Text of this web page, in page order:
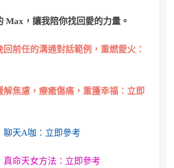
Max，讓我陪你找回愛的力量。
回前任的溝通對話範例，重燃愛火：
解焦慮，療癒傷痛，重獲幸福：立即
聊天A咖：立即參考
真命天女方法：立即參考